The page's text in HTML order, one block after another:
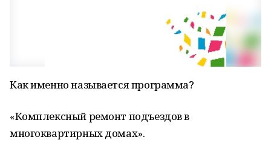
Как именно называется программа?
«Комплексный ремонт подъездов в
многоквартирных домах».